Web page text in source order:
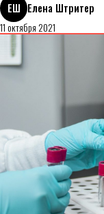
ЕШ Елена Штритер
11 октября 2021